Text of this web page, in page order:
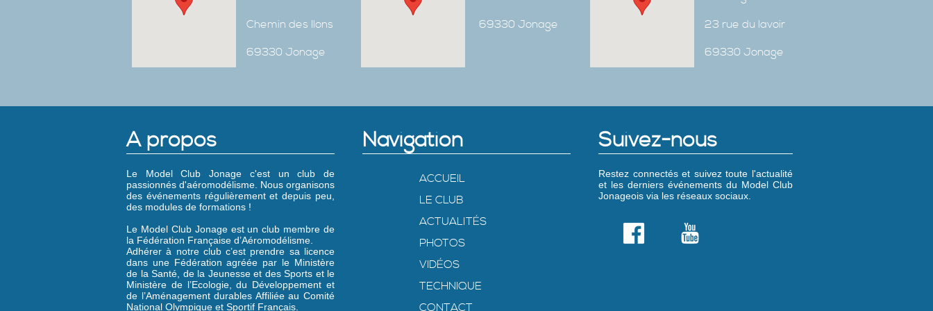
Chemin des Ilons
69330 Jonage
69330 Jonage
23 rue du lavoir
69330 Jonage
A propos
Le Model Club Jonage c'est un club de
passionnés d'aéromodélisme. Nous organisons
des événements régulièrement et depuis peu,
des modules de formations !
Le Model Club Jonage est un club membre de
la Fédération Française d’Aéromodélisme.
Adhérer à notre club c’est prendre sa licence
dans une Fédération agréée par le Ministère
de la Santé, de la Jeunesse et des Sports et le
Ministère de l’Ecologie, du Développement et
de l’Aménagement durables Affiliée au Comité
National Olympique et Sportif Français.
Navigation
ACCUEIL
LE CLUB
ACTUALITÉS
PHOTOS
VIDÉOS
TECHNIQUE
CONTACT
Suivez-nous
Restez connectés et suivez toute l'actualité
et les derniers événements du Model Club
Jonageois via les réseaux sociaux.